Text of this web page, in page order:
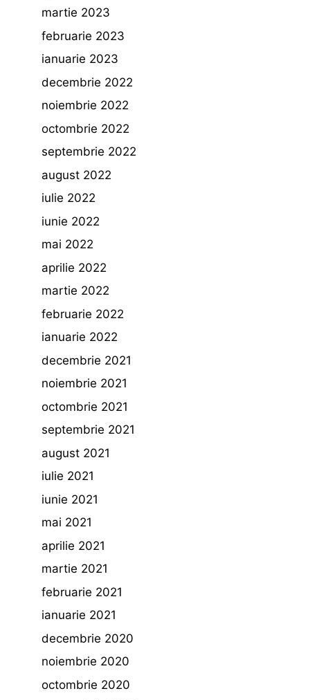
martie 2023
februarie 2023
ianuarie 2023
decembrie 2022
noiembrie 2022
octombrie 2022
septembrie 2022
august 2022
iulie 2022
iunie 2022
mai 2022
aprilie 2022
martie 2022
februarie 2022
ianuarie 2022
decembrie 2021
noiembrie 2021
octombrie 2021
septembrie 2021
august 2021
iulie 2021
iunie 2021
mai 2021
aprilie 2021
martie 2021
februarie 2021
ianuarie 2021
decembrie 2020
noiembrie 2020
octombrie 2020